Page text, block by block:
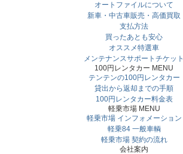
オートファイルについて
新車・中古車販売・高価買取
支払方法
買ったあとも安心
オススメ特選車
メンテナンスサポートチケット
100円レンタカー MENU
テンテンの100円レンタカー
貸出から返却までの手順
100円レンタカー料金表
軽乗市場 MENU
軽乗市場 インフォメーション
軽乗84 一般車輌
軽乗市場 契約の流れ
会社案内